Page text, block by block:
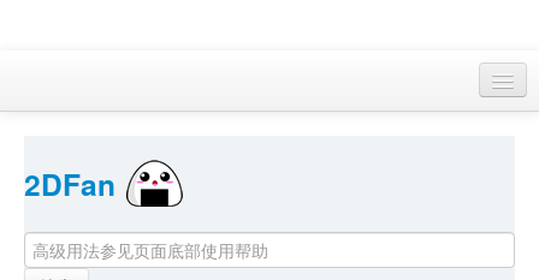
首页
找游戏
下资源
2DFan